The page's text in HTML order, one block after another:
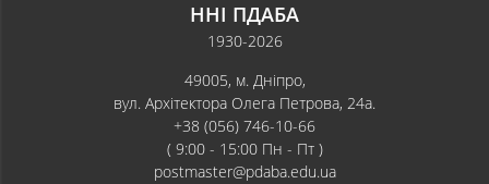
ННІ ПДАБА
1930-2026
49005, м. Дніпро,
вул. Архітектора Олега Петрова, 24а.
+38 (056) 746-10-66
( 9:00 - 15:00 Пн - Пт )
postmaster@pdaba.edu.ua